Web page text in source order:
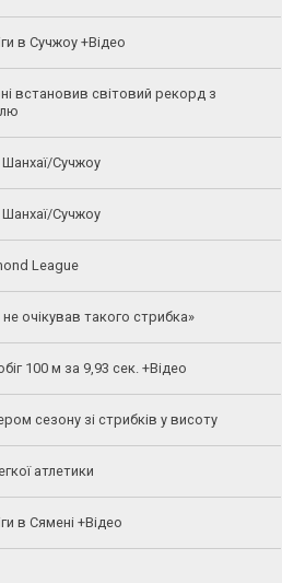
в Сучжоу +Відео
встановив світовий рекорд з
Сучжоу
Сучжоу
League
очікував такого стрибка»
100 м за 9,93 сек. +Відео
сезону зі стрибків у висоту
атлетики
в Сямені +Відео